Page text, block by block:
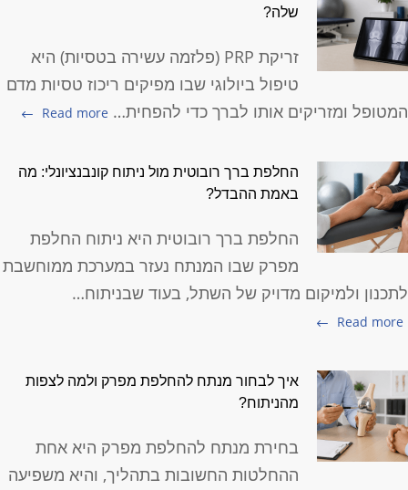
שלה?
זריקת PRP (פלזמה עשירה בטסיות) היא
טיפול ביולוגי שבו מפיקים ריכוז טסיות מדם
המטופל ומזריקים אותו לברך כדי להפחית… Read more
החלפת ברך רובוטית מול ניתוח קונבנציונלי: מה
באמת ההבדל?
החלפת ברך רובוטית היא ניתוח החלפת
מפרק שבו המנתח נעזר במערכת ממוחשבת
לתכנון ולמיקום מדויק של השתל, בעוד שבניתוח…
Read more
איך לבחור מנתח להחלפת מפרק ולמה לצפות
מהניתוח?
בחירת מנתח להחלפת מפרק היא אחת
ההחלטות החשובות בתהליך, והיא משפיעה